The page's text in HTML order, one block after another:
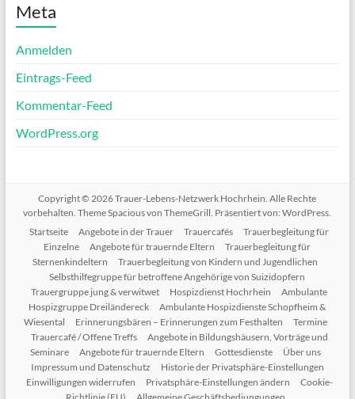
Meta
Anmelden
Eintrags-Feed
Kommentar-Feed
WordPress.org
Copyright © 2026Trauer-Lebens-Netzwerk Hochrhein. Alle Rechte
vorbehalten. ThemeSpaciousvon ThemeGrill. Präsentiert von:WordPress.
Startseite
Angebote in der Trauer Trauercafés
Trauerbegleitung für
Einzelne
Angebote für trauernde Eltern
Trauerbegleitung für
Sternenkindeltern
Trauerbegleitung von Kindern und Jugendlichen
Selbsthilfegruppe für betroffene Angehörige von Suizidopfern
Trauergruppe jung & verwitwet
Hospizdienst Hochrhein
Ambulante
Hospizgruppe Dreiländereck
Ambulante Hospizdienste Schopfheim &
Wiesental
Erinnerungsbären – Erinnerungen zum Festhalten
Termine
Trauercafé / Offene Treffs
Angebote in Bildungshäusern, Vorträge und
Seminare
Angebote für trauernde Eltern Gottesdienste
Über uns
Impressum und Datenschutz
Historie der Privatsphäre-Einstellungen
Einwilligungen widerrufen
Privatsphäre-Einstellungen ändern
Cookie-